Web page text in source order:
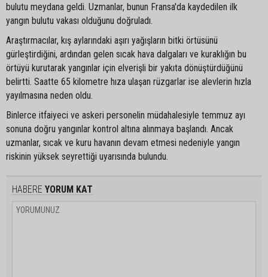
bulutu meydana geldi. Uzmanlar, bunun Fransa'da kaydedilen ilk
yangın bulutu vakası olduğunu doğruladı.
Araştırmacılar, kış aylarındaki aşırı yağışların bitki örtüsünü
gürleştirdiğini, ardından gelen sıcak hava dalgaları ve kuraklığın bu
örtüyü kurutarak yangınlar için elverişli bir yakıta dönüştürdüğünü
belirtti. Saatte 65 kilometre hıza ulaşan rüzgarlar ise alevlerin hızla
yayılmasına neden oldu.
Binlerce itfaiyeci ve askeri personelin müdahalesiyle temmuz ayı
sonuna doğru yangınlar kontrol altına alınmaya başlandı. Ancak
uzmanlar, sıcak ve kuru havanın devam etmesi nedeniyle yangın
riskinin yüksek seyrettiği uyarısında bulundu.
HABERE YORUM KAT